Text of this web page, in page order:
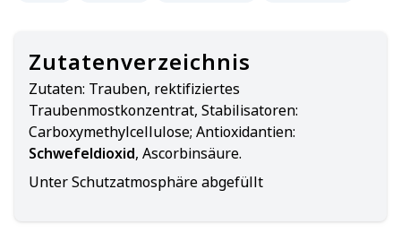
Zutatenverzeichnis
Zutaten: Trauben, rektifiziertes
Traubenmostkonzentrat, Stabilisatoren:
Carboxymethylcellulose; Antioxidantien:
Schwefeldioxid, Ascorbinsäure.
Unter Schutzatmosphäre abgefüllt